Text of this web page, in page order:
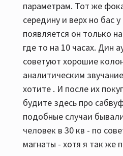
параметрам. Тот же
середину и верх но бас
появляется он только
где то на 10 часах. Дин
советуют хорошие
аналитическим
хотите . И после их
будите здесь про
подобные случаи
человек в 30 кв - по
магнаты - хотя я так же